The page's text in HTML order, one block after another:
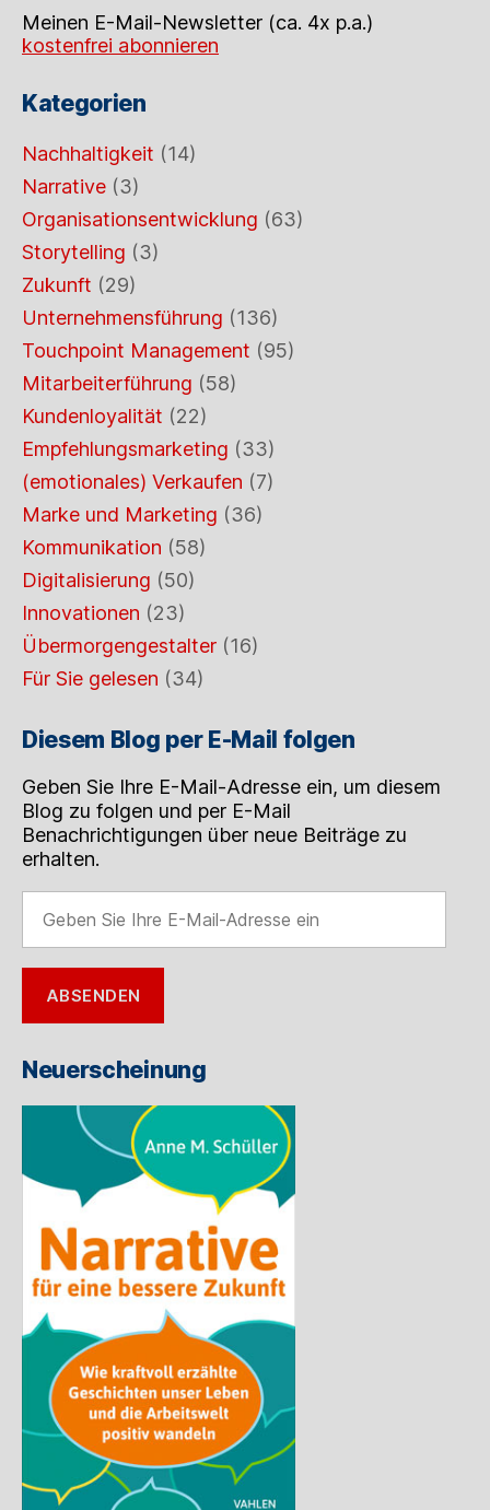
Meinen E-Mail-Newsletter (ca. 4x p.a.)
kostenfrei abonnieren
Kategorien
Nachhaltigkeit (14)
Narrative (3)
Organisationsentwicklung (63)
Storytelling (3)
Zukunft (29)
Unternehmensführung (136)
Touchpoint Management (95)
Mitarbeiterführung (58)
Kundenloyalität (22)
Empfehlungsmarketing (33)
(emotionales) Verkaufen (7)
Marke und Marketing (36)
Kommunikation (58)
Digitalisierung (50)
Innovationen (23)
Übermorgengestalter (16)
Für Sie gelesen (34)
Diesem Blog per E-Mail folgen
Geben Sie Ihre E-Mail-Adresse ein, um diesem
Blog zu folgen und per E-Mail
Benachrichtigungen über neue Beiträge zu
erhalten.
Sie
Ihre
E-
Mail-
Adresse
ABSENDEN
Neuerscheinung